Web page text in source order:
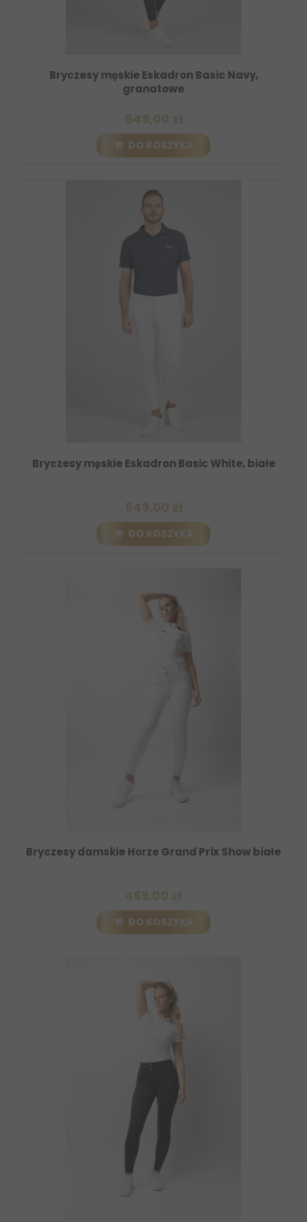
Bryczesy męskie Eskadron Basic Navy,
granatowe
DO KOSZYKA
Bryczesy męskie Eskadron Basic White, białe
DO KOSZYKA
Bryczesy damskie Horze Grand Prix Show białe
DO KOSZYKA